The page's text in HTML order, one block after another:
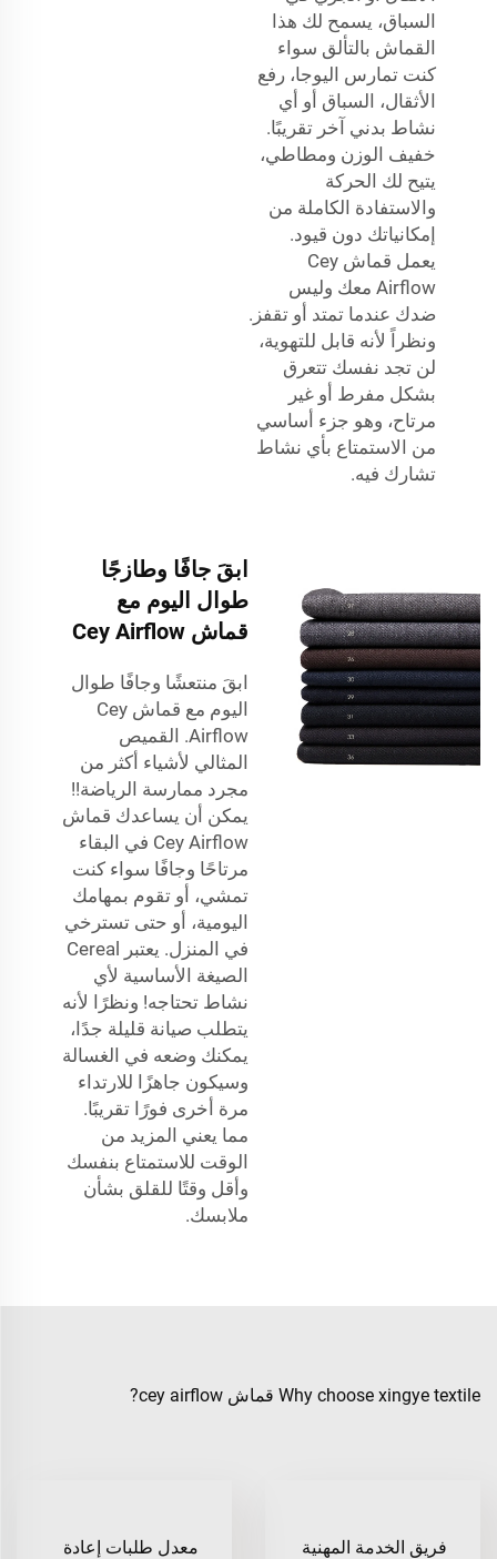
السباق، يسمح لك هذا
القماش بالتألق سواء
كنت تمارس اليوجا، رفع
الأثقال، السباق أو أي
نشاط بدني آخر تقريبًا.
خفيف الوزن ومطاطي،
يتيح لك الحركة
والاستفادة الكاملة من
إمكانياتك دون قيود.
يعمل قماش Cey
Airflow معك وليس
ضدك عندما تمتد أو تقفز.
ونظراً لأنه قابل للتهوية،
لن تجد نفسك تتعرق
بشكل مفرط أو غير
مرتاح، وهو جزء أساسي
من الاستمتاع بأي نشاط
تشارك فيه.
ابقَ جافًا وطازجًا
طوال اليوم مع
قماش Cey Airflow
ابقَ منتعشًا وجافًا طوال
اليوم مع قماش Cey
Airflow. القميص
المثالي لأشياء أكثر من
مجرد ممارسة الرياضة!!
يمكن أن يساعدك قماش
Cey Airflow في البقاء
مرتاحًا وجافًا سواء كنت
تمشي، أو تقوم بمهامك
اليومية، أو حتى تسترخي
في المنزل. يعتبر Cereal
الصيغة الأساسية لأي
نشاط تحتاجه! ونظرًا لأنه
يتطلب صيانة قليلة جدًا،
يمكنك وضعه في الغسالة
وسيكون جاهزًا للارتداء
مرة أخرى فورًا تقريبًا.
مما يعني المزيد من
الوقت للاستمتاع بنفسك
وأقل وقتًا للقلق بشأن
ملابسك.
Why choose xingye textile قماش cey airflow?
فريق الخدمة المهنية
معدل طلبات إعادة